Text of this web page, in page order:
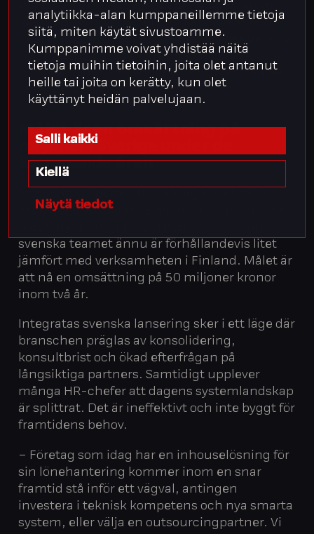
analytiikka-alan kumppaneillemme tietoja
siitä, miten käytät sivustoamme.
Kumppanimme voivat yhdistää näitä
tietoja muihin tietoihin, joita olet antanut
heille tai joita on kerätty, kun olet
käyttänyt heidän palvelujaan.
Salli kaikki
Kiellä
Näytä tiedot
digital och kvalitativ – det är hygienfaktorer
idag. Det som verkligen gör skillnad är att få
hela HR- och löneekosystemet att hänga ihop
och med hög grad av automatik och inbyggd
AI-intelligens. Där ligger vi i framkant, säger
Mats Melander.
Målet är en omsättning på
miljoner i Sverige under de
kommande åren
även genom förvärv i Sverige. Bolaget erbjuder
svenska teamet ännu är förhållandevis litet
jämfört med verksamheten i Finland. Målet är
att nå en omsättning på 50 miljoner kronor
inom två år.
Integratas svenska lansering sker i ett läge där
branschen präglas av konsolidering,
konsultbrist och ökad efterfrågan på
långsiktiga partners. Samtidigt upplever
många HR-chefer att dagens systemlandskap
är splittrat. Det är ineffektivt och inte byggt för
framtidens behov.
– Företag som idag har en inhouselösning för
sin lönehantering kommer inom en snar
framtid stå inför ett vägval, antingen
investera i teknisk kompetens och nya smarta
system, eller välja en outsourcingpartner. Vi